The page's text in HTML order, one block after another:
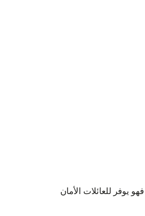
يوفر للعائلات الأمان